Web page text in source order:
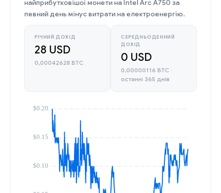
найприбутковішої монети на Intel Arc A750 за
певний день мінус витрати на електроенергію.
РІЧНИЙ ДОХІД
28 USD
0,00042628 BTC
СЕРЕДНЬОДЕННИЙ
ДОХІД
0 USD
0,00000116 BTC ·
останні 365 днів